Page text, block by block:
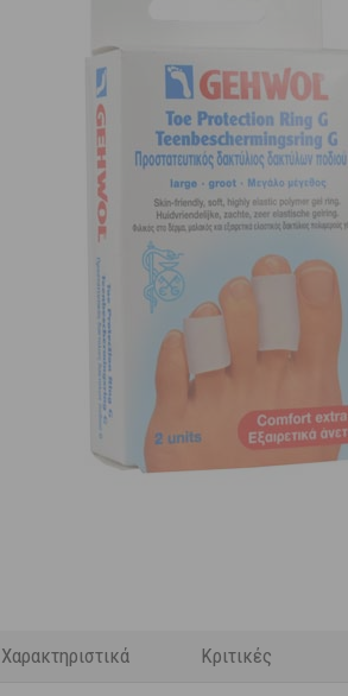
Χαρακτηριστικά Κριτικές